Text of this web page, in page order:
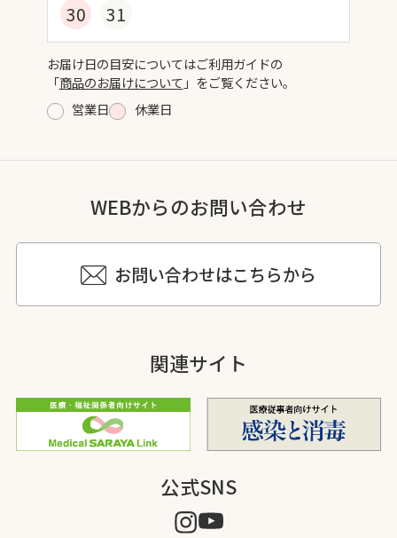
30
31
お届け日の目安についてはご利用ガイドの
「商品のお届けについて 」をご覧ください。
営業日
休業日
WEBからのお問い合わせ
お問い合わせはこちらから
関連サイト
公式SNS